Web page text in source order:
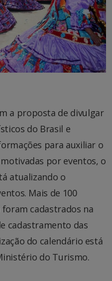
a proposta de divulgar
do Brasil e
para auxiliar o
por eventos, o
atualizando o
Mais de 100
cadastrados na
cadastramento das
do calendário está
do Turismo.